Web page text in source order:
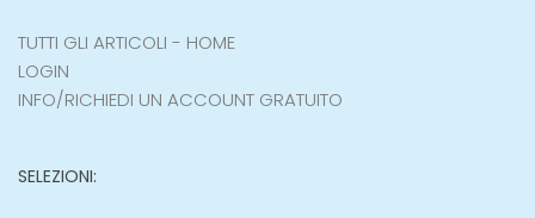
TUTTI GLI ARTICOLI - HOME
LOGIN
INFO/RICHIEDI UN ACCOUNT GRATUITO
SELEZIONI: